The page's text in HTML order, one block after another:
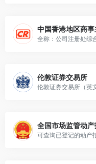
中国香港地区商
伦敦证券交易所
全国市场监管动
可查询已登记的动产